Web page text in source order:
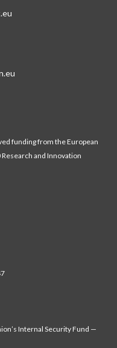
funding from the European
and Innovation
Internal Security Fund —